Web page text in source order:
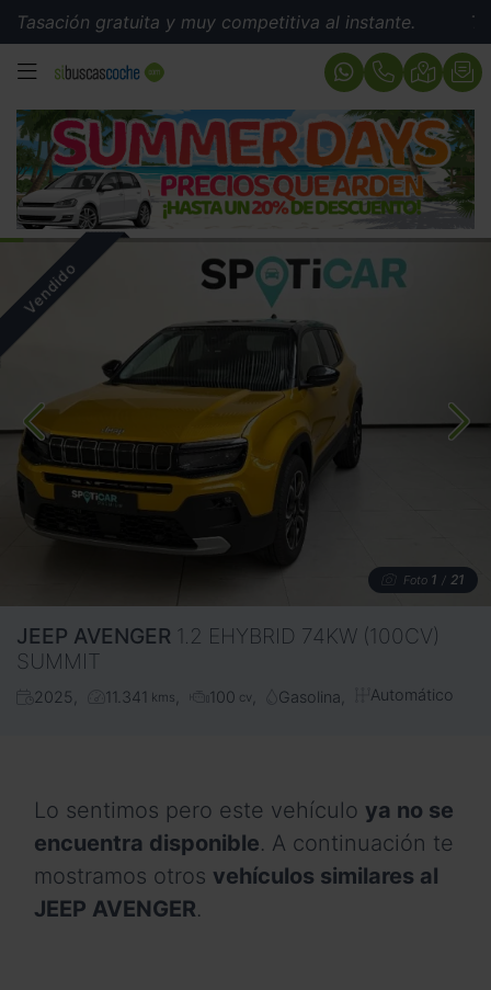
gratuita y muy competitiva al instante.
MENÚ
Foto 1 / 21
JEEP AVENGER 1.2 EHYBRID 74KW (100CV)
SUMMIT
2025 11.341 kms 100 cv Gasolina Automático
Lo sentimos pero este vehículo ya no se
encuentra disponible. A continuación te
mostramos otros vehículos similares al
JEEP AVENGER.